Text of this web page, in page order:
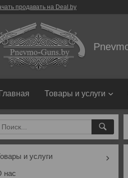
продавать на Deal.by
Главная Товары и услуги
и услуги
нас